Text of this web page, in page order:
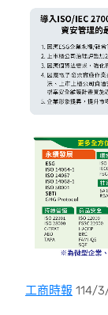
工商時報 114/